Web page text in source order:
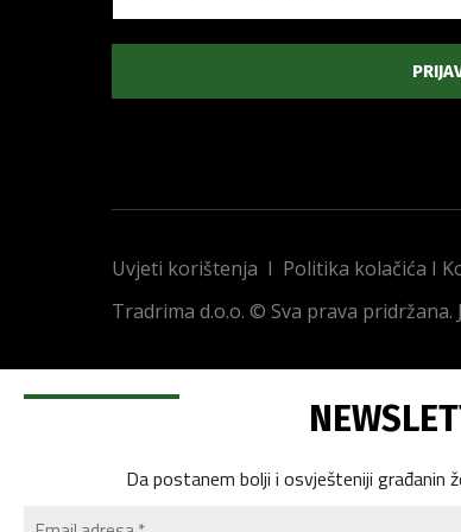
Uvjeti korištenja I Politika kolačića I
Tradrima d.o.o. © Sva prava pridržana.
Da postanem bolji i osvješteniji građanin